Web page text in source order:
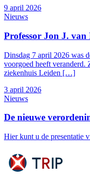
9 april 2026
Nieuws
Professor Jon J. van
Dinsdag 7 april 2026 was
voorgoed heeft veranderd.
ziekenhuis Leiden […]
3 april 2026
Nieuws
De nieuwe
Hier kunt u de presentatie